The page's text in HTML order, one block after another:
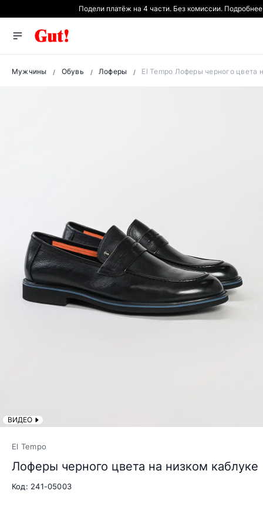
Подели платёж на 4 части. Без комиссии.
Мужчины Обувь Лоферы El Tempo Лоферы черного цвета
ВИДЕО
El Tempo
Лоферы черного цвета на низком каблуке
Код: 241-05003